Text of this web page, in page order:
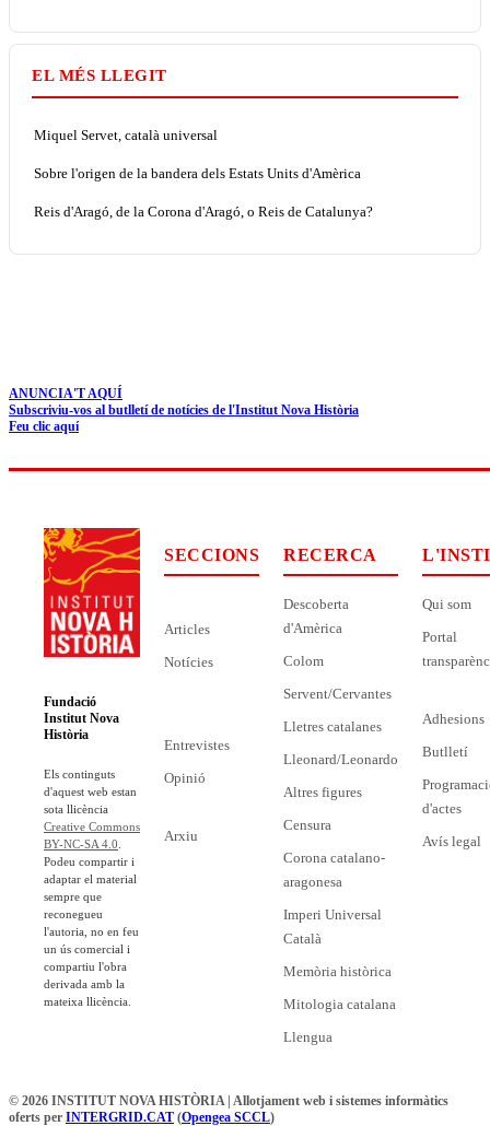
EL MÉS LLEGIT
Miquel Servet, català universal
Sobre l'origen de la bandera dels Estats Units d'Amèrica
Reis d'Aragó, de la Corona d'Aragó, o Reis de Catalunya?
ANUNCIA'T AQUÍ
Subscriviu-vos al butlletí de notícies de l'Institut Nova Història
Feu clic aquí
Fundació
Institut Nova
Història
Els continguts
d'aquest web estan
sota llicència
Creative Commons
BY-NC-SA 4.0
Podeu compartir i
adaptar el material
sempre que
reconegueu
l'autoria, no en feu
un ús comercial i
compartiu l'obra
derivada amb la
mateixa llicència.
SECCIONS
Articles
Notícies
Entrevistes
Opinió
Arxiu
RECERCA
Descoberta
d'Amèrica
Colom
Servent/Cervantes
Lletres catalanes
Lleonard/Leonardo
Altres figures
Censura
Corona catalano-
aragonesa
Imperi Universal
Català
Memòria històrica
Mitologia catalana
Llengua
Qui som
Portal
Adhesions
Butlletí
d'actes
Avís legal
© 2026 INSTITUT NOVA HISTÒRIA | Allotjament web i sistemes informàtics
oferts per INTERGRID.CAT (Opengea SCCL)